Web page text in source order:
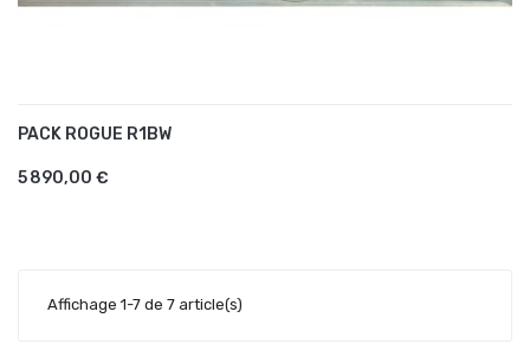
PACK ROGUE R1BW
5 890,00 €
Affichage 1-7 de 7 article(s)